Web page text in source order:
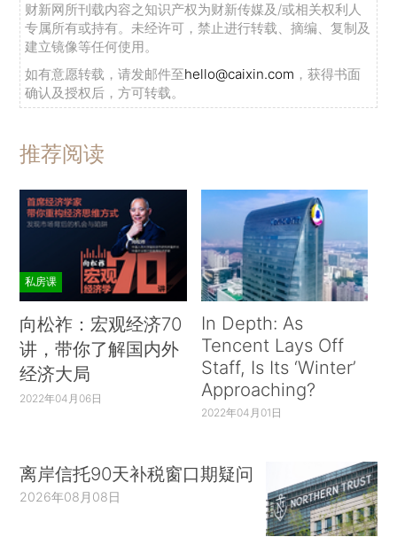
财新网所刊载内容之知识产权为财新传媒及/或相关权利人
专属所有或持有。未经许可，禁止进行转载、摘编、复制及
建立镜像等任何使用。
如有意愿转载，请发邮件至hello@caixin.com ，获得书面
确认及授权后，方可转载。
推荐阅读
私房课
向松祚：宏观经济70
讲，带你了解国内外
经济大局
2022年04月06日
In Depth: As
Tencent Lays Off
Staff, Is Its ‘Winter’
Approaching?
2022年04月01日
离岸信托90天补税窗口期疑问
2026年08月08日